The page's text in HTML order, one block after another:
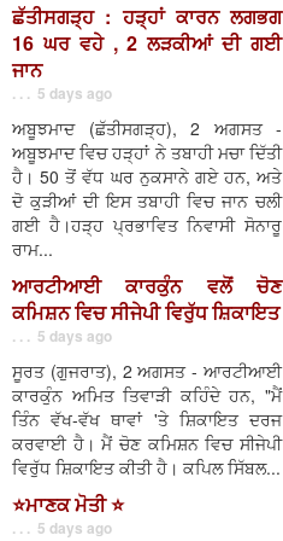
ਛੱਤੀਸਗੜ੍ਹ : ਹੜ੍ਹਾਂ ਕਾਰਨ ਲਗਭਗ
16 ਘਰ ਵਹੇ , 2 ਲੜਕੀਆਂ ਦੀ ਗਈ
ਜਾਨ
. . . 5 days ago
ਅਬੂਝਮਾਦ (ਛੱਤੀਸਗੜ੍ਹ), 2 ਅਗਸਤ -
ਅਬੂਝਮਾਦ ਵਿਚ ਹੜ੍ਹਾਂ ਨੇ ਤਬਾਹੀ ਮਚਾ ਦਿੱਤੀ
ਹੈ। 50 ਤੋਂ ਵੱਧ ਘਰ ਨੁਕਸਾਨੇ ਗਏ ਹਨ, ਅਤੇ
ਦੋ ਕੁੜੀਆਂ ਦੀ ਇਸ ਤਬਾਹੀ ਵਿਚ ਜਾਨ ਚਲੀ
ਗਈ ਹੈ।ਹੜ੍ਹ ਪ੍ਰਭਾਵਿਤ ਨਿਵਾਸੀ ਸੋਨਾਰੂ
ਰਾਮ...
ਆਰਟੀਆਈ ਕਾਰਕੁੰਨ ਵਲੋਂ ਚੋਣ
ਕਮਿਸ਼ਨ ਵਿਚ ਸੀਜੇਪੀ ਵਿਰੁੱਧ ਸ਼ਿਕਾਇਤ
. . . 5 days ago
ਸੂਰਤ (ਗੁਜਰਾਤ), 2 ਅਗਸਤ - ਆਰਟੀਆਈ
ਕਾਰਕੁੰਨ ਅਮਿਤ ਤਿਵਾੜੀ ਕਹਿੰਦੇ ਹਨ, "ਮੈਂ
ਤਿੰਨ ਵੱਖ-ਵੱਖ ਥਾਵਾਂ 'ਤੇ ਸ਼ਿਕਾਇਤ ਦਰਜ
ਕਰਵਾਈ ਹੈ। ਮੈਂ ਚੋਣ ਕਮਿਸ਼ਨ ਵਿਚ ਸੀਜੇਪੀ
ਵਿਰੁੱਧ ਸ਼ਿਕਾਇਤ ਕੀਤੀ ਹੈ। ਕਪਿਲ ਸਿੱਬਲ...
⭐️ਮਾਣਕ ਮੋਤੀ ⭐️
. . . 5 days ago